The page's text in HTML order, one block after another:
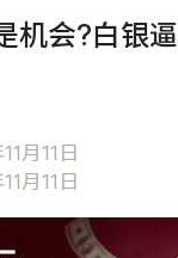
机会?白银
月11日
月11日